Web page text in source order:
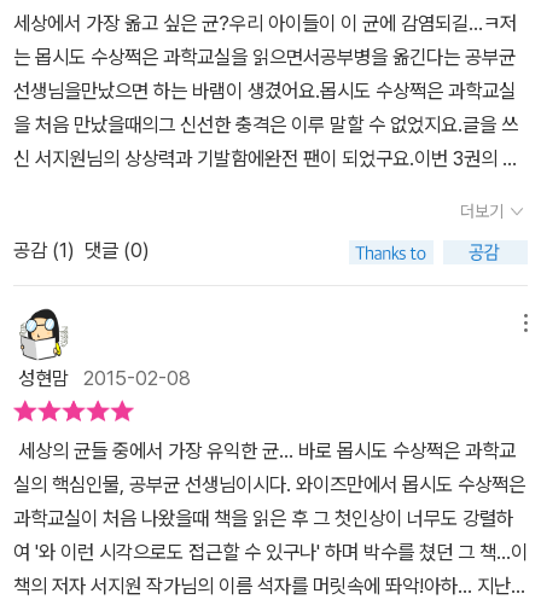
곤충이 되어 세상 모든 곤충들에 대해 샅샅히 파헤쳐볼까요?지구에
인간이 살기 시작하던 때보다 훨씬 오래전부터 사라온 곤충들은지구
의 환경이 변할때마다 자신들도 변화하면서 지금까지 살아남았습니
다.아로와 혜리는 직접 곤충으로 변신해보면서 곤충마다 생김새도 다
르고완전 탈바꿈과 불완전 탈바꿈을 겪으면서 어른 벌레가 되어가는
나비가 되어 훨훨 날아가버려요~초등 과정에서 알아야 하는 곤충에
대한 모든 것을 재미있는 이야기를 통해 알아볼 수 있는< 몹시도 수
상쩍은 과학교실 > 은꿈속에서 한번쯤은 해보고 싶은 모험이야기를
통해 과학에 대한 호기심과 관찰력을 길러줍니다.무엇보다 별도의 핵
심정리란이 없어서 아이들이 일반적인 동화책처럼 느끼기 때문에 더
인기가 있는지도 몰라요.대부분의 과학동화는 줄거리 속에 과학원리
를 넣어넣고 마지막엔 정리하는 지식 페이지가 있잖아요.그런데 이
책은 스토리텔링으로 자신들이 원하는 만큼 이야기를 꼼꼼하게 읽는
만큼 받아들일 수 있기 때문에마치 재미있는 동화책처럼 언제나 부담
없이 꺼내서 읽어볼 수 있어서 더욱 잼있게 느끼는 것 같네요.왜 아이
들이 이 시리즈를 기다리는지 아이들과 함께 읽어보시면 그 이유를
알 수 있을 거예요.
지구에 인간이 살기 시작하던 때보다 훨씬 오래전부터 살아왔어요.공
룡이 살던 2억 년 전보다 훨씬 오래 전인 3억 5천만 년 전부터 살았다
고 해요.그런데 공룡처럼 멸종하지 않고 지금까지 살 수 있었던 것은
공룡이나 다른 생물들은 지구의 환경이 변했을 때 적응하지 못 해서
멸종을 많이 했지만곤충들은 지구의 환경에 맞춰서 변해 왔기 때문에
살아남은 거예요.오랜 세월이 흐른 후 인간이 멸종하더라도 살아남을
만큼 생존력이 강해요.사람은 만물의 영장이라고 하지만, 곤충은 사
사는 전체 동물의 75%나 차지하고,지구에 있는 식물을 다 합친 것보
다 더 많아요.지구에 사는 곤충은 사람 1명당 2억 마리 정도 되어요.
아로는 친구들이 애벌레를 죽이려고 하는 걸 구해주게 되고,엄마가
싫어하는 애벌레는 집으로 데려갈 수 없어과학교실에 두고 키우게 된
답니다.그 과정을 통해 고치로 변한 애벌레의 모습을 보게 되고나비
로 변한 모습을 보게 되면서 탈바꿈에 대해서 배우게 되지요.공부 밖
에 모르는 교장 선생님 때문에 과학을 외워야 하는데 알쏭달쏭 연두
소녀의 도움으로 곤충들의 생활에 대해서 많은 걸 알게 된답니다. 과
학이란 아이들이 책으로 익히는 것이 아니라관찰과 실험을 통해서 자
세상에서 가장 옮고 싶은 균?우리 아이들이 이 균에 감염되길...ㅋ저
는 몹시도 수상쩍은 과학교실을 읽으면서공부병을 옮긴다는 공부균
선생님을만났으면 하는 바램이 생겼어요.몹시도 수상쩍은 과학교실
을 처음 만났을때의그 신선한 충격은 이루 말할 수 없었지요.글을 쓰
신 서지원님의 상상력과 기발함에완전 팬이 되었구요.이번 3권의 소
동이 있는 결말이네요.글뿐 아니라 그림도 마구마구 상상력을 자극하
는...^^곤충과 벌레의 차이도 늘 헷갈리기 쉬운데이젠 헷갈리지 않을
것 같지요? 제3자의 눈으로 보는 곤충의 모습이 아니라직접 곤충이
되어 경험하는 곤충의 모습에정말 실감나게 느낌이 다가오네요.곤충
이 되어 사물을 바라보게 되니곤충을 손으로 쉽게 잡지 못했던 이유
까지아하~하며 이해가 되구요. 좀 아니 많이 더러운 이야기지만파리
는 음식을 먹기전에 소화액을 토해내서음식을 분해시켜서 핥아먹는
다는 이야기를 들으니파리가 음식에 앉지못하게 아니 접근도 못하게
해야겠어요.으~ 생각할수록 더럽네요. ㅜㅜ으~ 이모티콘도 더럽....
ㅋ 예전같았으면 잎에 붙은 무당벌레도 그냥 벌레로 보였을텐데기하
급수적으로 늘어나는 진딧물을 없애주는이로운 무당벌레 이야기를
듣고 난 후라 그런지빨간 무당벌레가 귀엽기까지 한것 같아요.진딧물
더보기
공감 (1) 댓글 (0)
성현맘 2015-02-08
세상의 균들 중에서 가장 유익한 균... 바로 몹시도 수상쩍은 과학교
실의 핵심인물, 공부균 선생님이시다. ​와이즈만에서 몹시도 수상쩍은
과학교실이 처음 나왔을때 책을 읽은 후 그 첫인상이 너무도 강렬하
여 '와 이런 시각으로도 접근할 수 있구나' 하며 박수를 쳤던 그 책...​이
책의 저자 서지원 작가님의 이름 석자를 머릿속에 똬악!아하... 지난번